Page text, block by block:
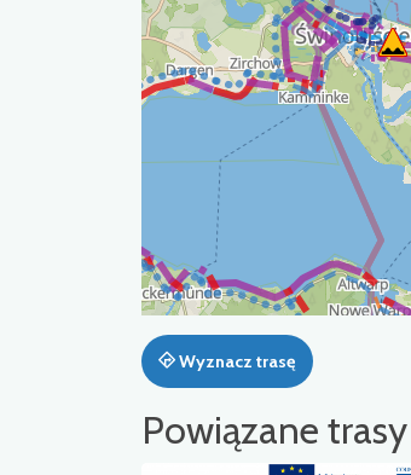
Wyznacz trasę
Powiązane trasy